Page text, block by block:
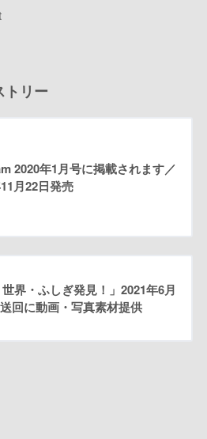
トリー
2020年1月号に掲載されます／
月22日発売
世界・ふしぎ発見！」2021年6月
回に動画・写真素材提供